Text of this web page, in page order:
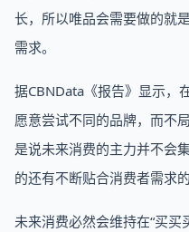
长，所以唯品会需要做的就
需求。
据CBNData《报告》显示，
愿意尝试不同的品牌，而不
是说未来消费的主力并不会
的还有不断贴合消费者需求
未来消费必然会维持在“买